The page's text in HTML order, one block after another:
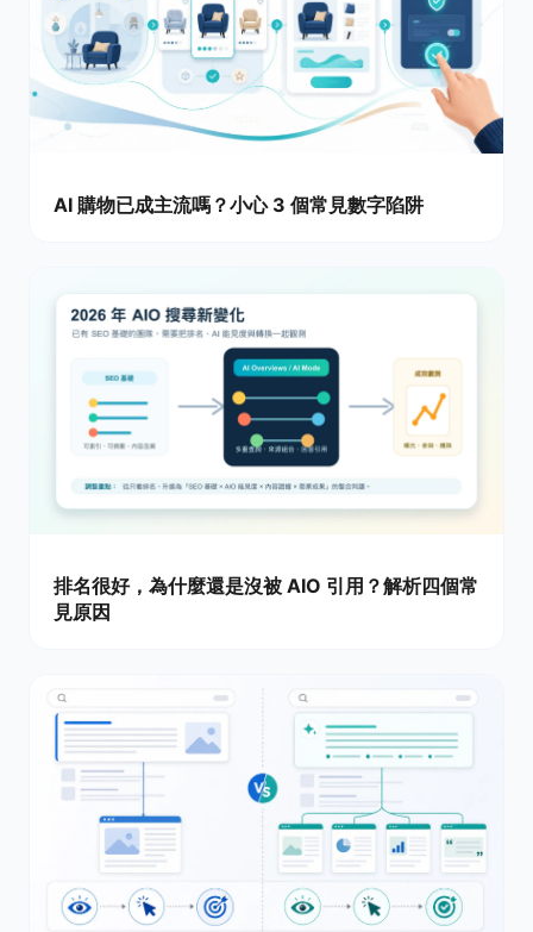
AI 購物已成主流嗎？小心 3 個常見數字陷阱
排名很好，為什麼還是沒被 AIO 引用？解析四個常
見原因